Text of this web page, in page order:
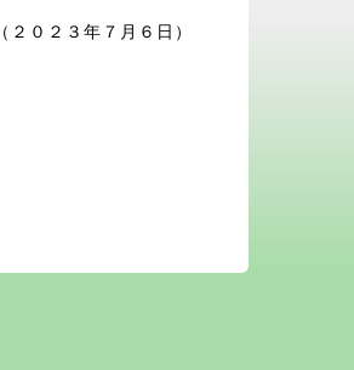
（２０２３年７月６日）